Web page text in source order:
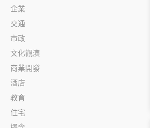
企業
交通
市政
文化觀演
商業開發
酒店
教育
住宅